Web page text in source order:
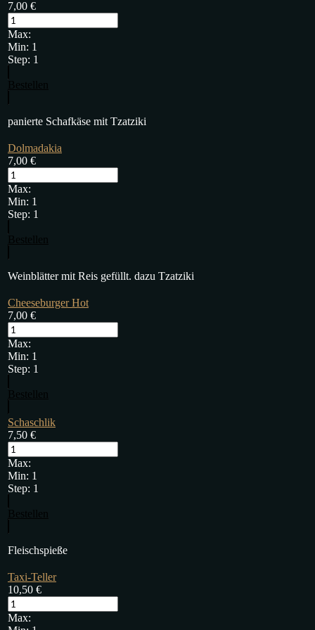
7,00 €
Max:
Min: 1
Step: 1
panierte Schafkäse mit Tzatziki
Dolmadakia
7,00 €
Max:
Min: 1
Step: 1
Weinblätter mit Reis gefüllt. dazu Tzatziki
Cheeseburger Hot
7,00 €
Max:
Min: 1
Step: 1
Schaschlik
7,50 €
Max:
Min: 1
Step: 1
Fleischspieße
Taxi-Teller
10,50 €
Max: